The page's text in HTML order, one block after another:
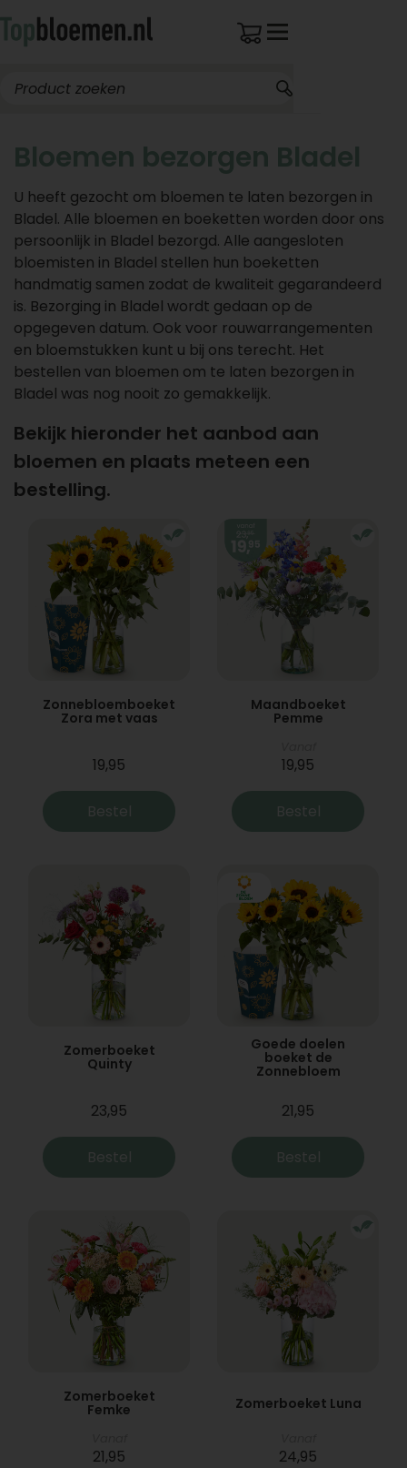
Bloemen bezorgen Bladel
U heeft gezocht om bloemen te laten bezorgen in
Bladel. Alle bloemen en boeketten worden door ons
persoonlijk in Bladel bezorgd. Alle aangesloten
bloemisten in Bladel stellen hun boeketten
handmatig samen zodat de kwaliteit gegarandeerd
is. Bezorging in Bladel wordt gedaan op de
opgegeven datum. Ook voor rouwarrangementen
en bloemstukken kunt u bij ons terecht. Het
bestellen van bloemen om te laten bezorgen in
Bladel was nog nooit zo gemakkelijk.
Bekijk hieronder het aanbod aan
bloemen en plaats meteen een
bestelling.
Zonnebloemboeket
Zora met vaas
19,95
Bestel
Maandboeket
Pemme
19,95
Bestel
Zomerboeket
Quinty
23,95
Bestel
Goede doelen
boeket de
Zonnebloem
21,95
Bestel
Zomerboeket
Femke
21,95
Zomerboeket Luna
24,95